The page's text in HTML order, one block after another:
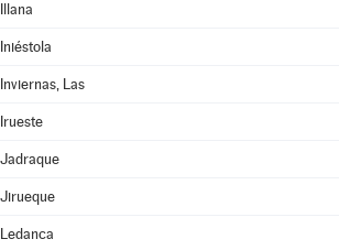
Illana
Iniéstola
Inviernas, Las
Irueste
Jadraque
Jirueque
Ledanca